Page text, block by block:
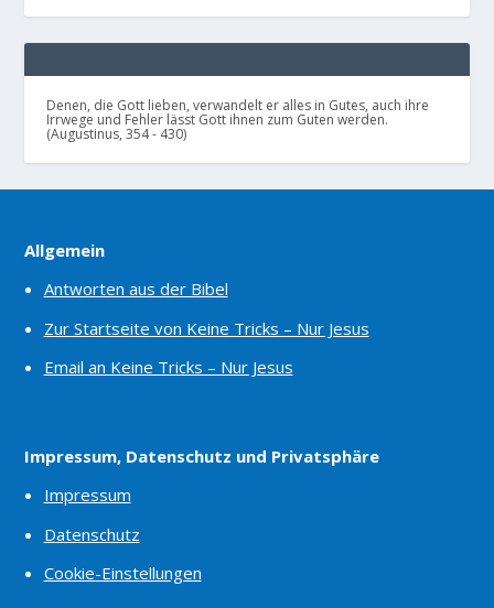
Denen, die Gott lieben, verwandelt er alles in Gutes, auch ihre
Irrwege und Fehler lässt Gott ihnen zum Guten werden.
(Augustinus, 354 - 430)
Allgemein
Antworten aus der Bibel
Zur Startseite von Keine Tricks – Nur Jesus
Email an Keine Tricks – Nur Jesus
Impressum, Datenschutz und Privatsphäre
Impressum
Datenschutz
Cookie-Einstellungen